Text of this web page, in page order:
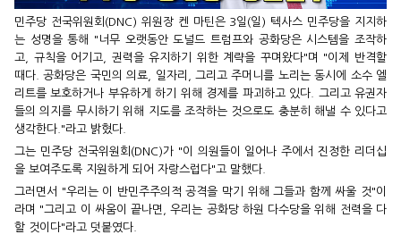
민주당 전국위원회(DNC) 위원장 켄 마틴은 3일(일) 텍사스 민주당을 지지하
는 성명을 통해 "너무 오랫동안 도널드 트럼프와 공화당은 시스템을 조작하
고, 규칙을 어기고, 권력을 유지하기 위한 계략을 꾸며왔다"며 "이제 반격할
때다. 공화당은 국민의 의료, 일자리, 그리고 주머니를 노리는 동시에 소수 엘
리트를 보호하거나 부유하게 하기 위해 경제를 파괴하고 있다. 그리고 유권자
들의 의지를 무시하기 위해 지도를 조작하는 것으로도 충분히 해낼 수 있다고
생각한다."라고 밝혔다.
그는 민주당 전국위원회(DNC)가 "이 의원들이 일어나 주에서 진정한 리더십
을 보여주도록 지원하게 되어 자랑스럽다"고 말했다.
그러면서 "우리는 이 반민주주의적 공격을 막기 위해 그들과 함께 싸울 것"이
라며 "그리고 이 싸움이 끝나면, 우리는 공화당 하원 다수당을 위해 전력을 다
할 것이다"라고 덧붙였다.